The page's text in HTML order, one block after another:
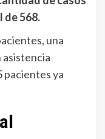
de 568.
una
pacientes ya